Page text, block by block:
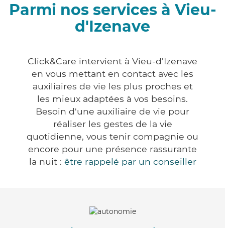
Parmi nos services à Vieu-
d'Izenave
Click&Care intervient à Vieu-d'Izenave
en vous mettant en contact avec les
auxiliaires de vie les plus proches et
les mieux adaptées à vos besoins.
Besoin d'une auxiliaire de vie pour
réaliser les gestes de la vie
quotidienne, vous tenir compagnie ou
encore pour une présence rassurante
la nuit : être rappelé par un conseiller